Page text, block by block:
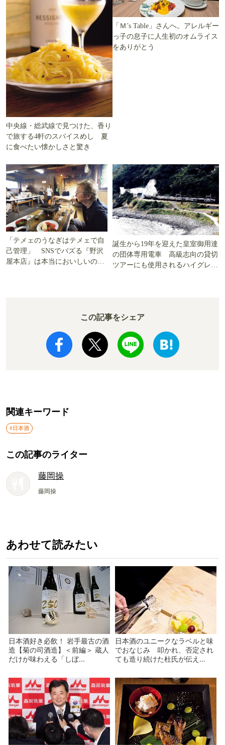
中央線・総武線で見つけた、香り
で旅する4軒のスパイスめし 夏
に食べたい懐かしさと驚き
「Ｍ’s Table」さんへ。アレルギー
っ子の息子に人生初のオムライス
をありがとう
「テメェのうなぎはテメェで自
己管理」 SNSでバズる『野沢
屋本店』は本当においしいの
誕生から19年を迎えた皇室御用達
の団体専用電車 高級志向の貸切
ツアーにも使用されるハイグレー
この記事をシェア
関連キーワード
#日本酒
この記事のライター
藤岡操
藤岡操
あわせて読みたい
日本酒好き必飲！ 岩手最古の酒
造【菊の司酒造】＜前編＞ 蔵人
だけが味わえる「しぼ...
日本酒のユニークなラベルと味
でおなじみ 叩かれ、否定され
ても造り続けた杜氏が伝え...